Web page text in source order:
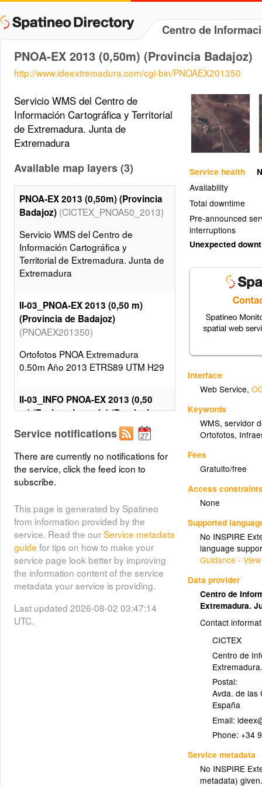
Centro de
PNOA-EX 2013 (0,50m) (Provincia Badajoz)
http://www.ideextremadura.com/cgi-bin/PNOAEX201350
Service health
Availability
Total downtime
Pre-announced
interruptions
Unexpected
Interface
Web Service,
Keywords
WMS,servidor
Ortofotos,
Fees
Gratuito/free
Access
None
Supported
No INSPIRE
language
Guidance -
Data provider
Centro de
Extremadura.
Contact
CICTEX
Centro de
Postal:
Avda. de las
España
Email:
Phone: +34
Service metadata
No INSPIRE
metadata)
Servicio WMS del Centro de
Información Cartográfica y Territorial
de Extremadura. Junta de
Extremadura
Available map layers (3)
PNOA-EX 2013 (0,50m) (Provincia
Badajoz) (CICTEX_PNOA50_2013)
Servicio WMS del Centro de
Información Cartográfica y
Territorial de Extremadura. Junta de
Extremadura
II-03_PNOA-EX 2013 (0,50 m)
(Provincia de Badajoz)
(PNOAEX201350)
Ortofotos PNOA Extremadura
0.50m Año 2013 ETRS89 UTM H29
II-03_INFO PNOA-EX 2013 (0,50
m) (Fechas de vuelo) (Provincia
(INFOPNOAEX201350)
Ortofotos PNOA Extremadura
0.50m Año 2013 ETRS89 UTM H29
Service notifications
There are currently no notifications for
the service, click the feed icon to
subscribe.
This page is generated by Spatineo
from information provided by the
service. Read the ourService metadata
guide for tips on how to make your
service page look better by improving
the information content of the service
metadata your service is providing.
Last updated 2026-08-02 03:47:14
UTC.